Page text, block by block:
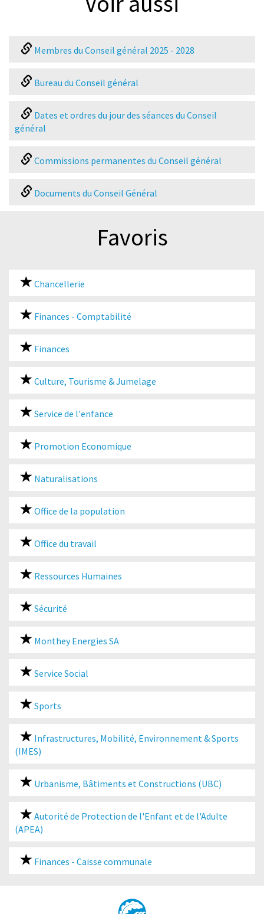
Membres du Conseil général 2025 - 2028
Bureau du Conseil général
Dates et ordres du jour des séances du Conseil
général
Commissions permanentes du Conseil général
Documents du Conseil Général
Favoris
Chancellerie
Finances - Comptabilité
Finances
Culture, Tourisme & Jumelage
Service de l'enfance
Promotion Economique
Naturalisations
Office de la population
Office du travail
Ressources Humaines
Sécurité
Monthey Energies SA
Service Social
Sports
Infrastructures, Mobilité, Environnement & Sports
(IMES)
Urbanisme, Bâtiments et Constructions (UBC)
Autorité de Protection de l'Enfant et de l'Adulte
(APEA)
Finances - Caisse communale